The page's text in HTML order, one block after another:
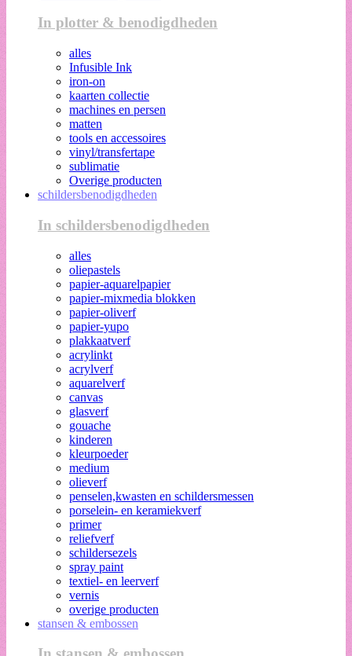
In plotter & benodigdheden
alles
Infusible Ink
iron-on
kaarten collectie
machines en persen
matten
tools en accessoires
vinyl/transfertape
sublimatie
Overige producten
schildersbenodigdheden
In schildersbenodigdheden
alles
oliepastels
papier-aquarelpapier
papier-mixmedia blokken
papier-oliverf
papier-yupo
plakkaatverf
acrylinkt
acrylverf
aquarelverf
canvas
glasverf
gouache
kinderen
kleurpoeder
medium
olieverf
penselen,kwasten en schildersmessen
porselein- en keramiekverf
primer
reliefverf
schildersezels
spray paint
textiel- en leerverf
vernis
overige producten
stansen & embossen